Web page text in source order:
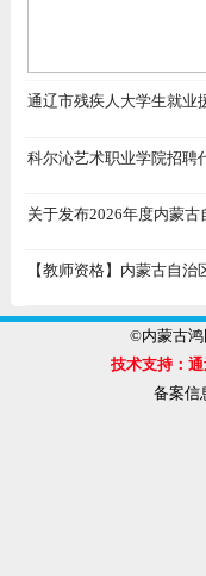
通辽市残疾人大学生就业
科尔沁艺术职业学院招聘
关于发布2026年度内蒙古
【教师资格】内蒙古自
©内蒙古鸿
技术支持：
备案信